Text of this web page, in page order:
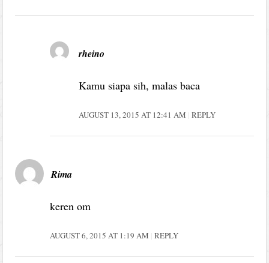
rheino
Kamu siapa sih, malas baca
AUGUST 13, 2015 AT 12:41 AM REPLY
Rima
keren om
AUGUST 6, 2015 AT 1:19 AM REPLY